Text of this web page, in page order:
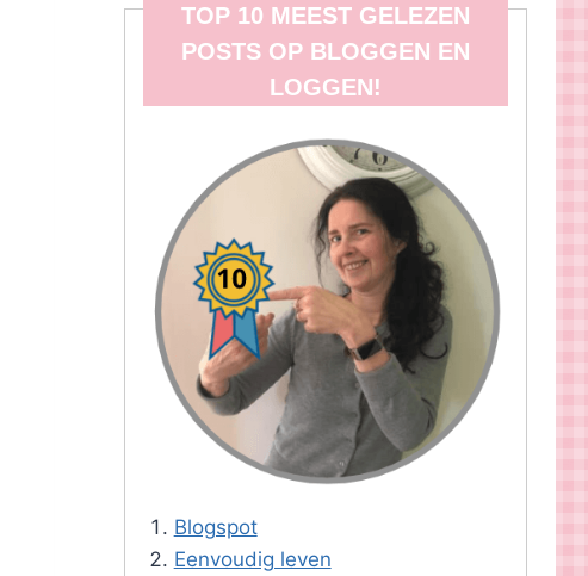
TOP 10 MEEST GELEZEN
POSTS OP BLOGGEN EN
LOGGEN!
Blogspot
Eenvoudig leven